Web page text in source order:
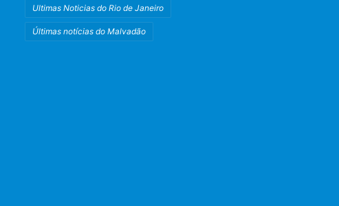
Ultimas Noticias do Rio de Janeiro
Últimas notícias do Malvadão